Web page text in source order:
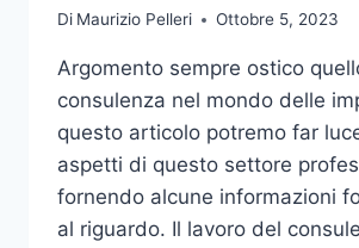
Di Maurizio Pelleri Ottobre 5, 2023
Argomento sempre ostico
consulenza nel mondo delle
questo articolo potremo far
aspetti di questo settore
fornendo alcune informazioni
al riguardo. Il lavoro del